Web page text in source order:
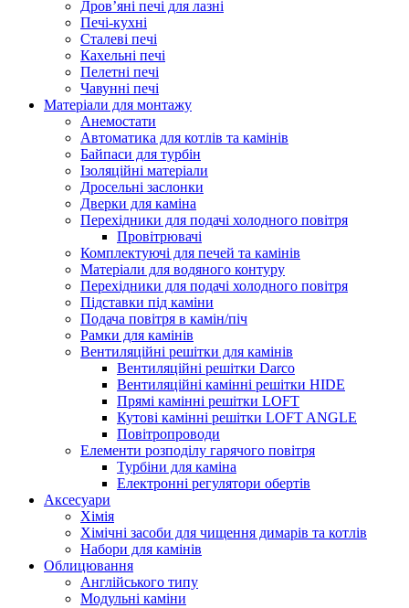
Дров’яні печі для лазні
Печі-кухні
Сталеві печі
Кахельні печі
Пелетні печі
Чавунні печі
Матеріали для монтажу
Анемостати
Автоматика для котлів та камінів
Байпаси для турбін
Ізоляційні матеріали
Дросельні заслонки
Дверки для каміна
Перехідники для подачі холодного повітря
Провітрювачі
Комплектуючі для печей та камінів
Матеріали для водяного контуру
Перехідники для подачі холодного повітря
Підставки під каміни
Подача повітря в камін/піч
Рамки для камінів
Вентиляційні решітки для камінів
Вентиляційні решітки Darco
Вентиляційні камінні решітки HIDE
Прямі камінні решітки LOFT
Кутові камінні решітки LOFT ANGLE
Повітропроводи
Елементи розподілу гарячого повітря
Турбіни для каміна
Електронні регулятори обертів
Аксесуари
Хімія
Хімічні засоби для чищення димарів та котлів
Набори для камінів
Облицювання
Англійського типу
Модульні каміни